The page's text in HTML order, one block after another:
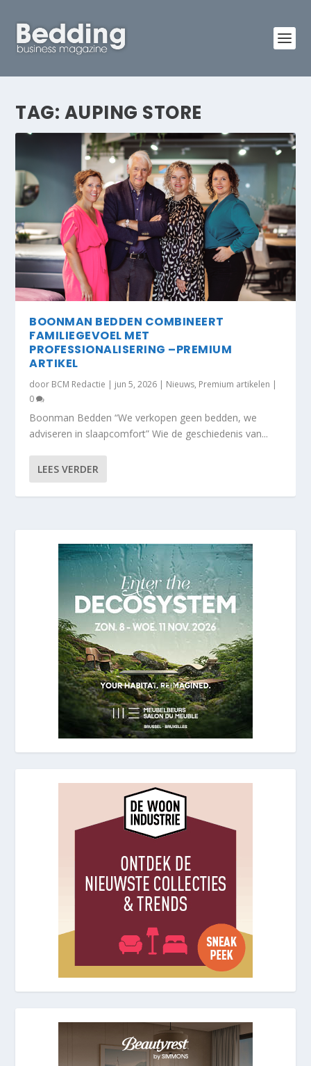
TAG: AUPING STORE
BOONMAN BEDDEN COMBINEERT
FAMILIEGEVOEL MET
PROFESSIONALISERING –PREMIUM
ARTIKEL
door BCM Redactie | jun 5, 2026 | Nieuws, Premium artikelen |
0
Boonman Bedden “We verkopen geen bedden, we
adviseren in slaapcomfort” Wie de geschiedenis van...
LEES VERDER